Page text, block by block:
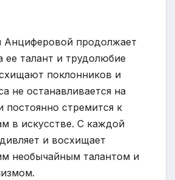
Анциферовой продолжает
ее талант и трудолюбие
поклонников и
не останавливается на
постоянно стремится к
в искусстве. С каждой
и восхищает
необычайным талантом и